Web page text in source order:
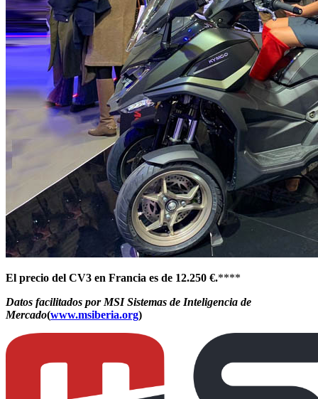
El precio del CV3 en Francia es de 12.250 €.****
Datos facilitados por MSI Sistemas de Inteligencia de
Mercado(www.msiberia.org)